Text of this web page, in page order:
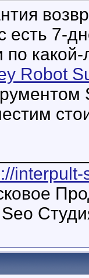
есть 7-
по
Robot